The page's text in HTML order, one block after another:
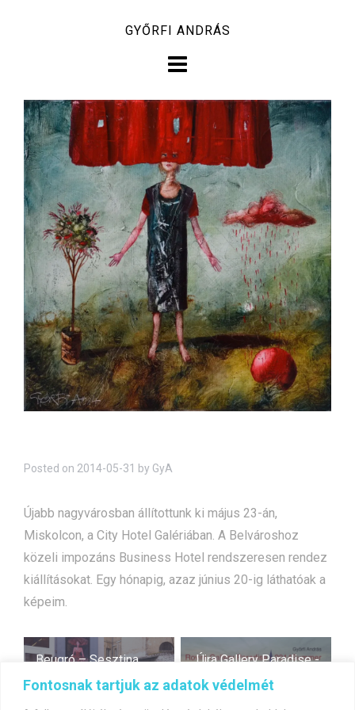
Fontosnak tartjuk az adatok védelmét
GYŐRFI ANDRÁS
Posted on 2014-05-31 by GyA
Újabb nagyvárosban állítottunk ki május 23-án,
Miskolcon, a City Hotel Galériában. A Belvároshoz
közeli impozáns Business Hotel rendszeresen rendez
kiállításokat. Egy hónapig, azaz június 20-ig láthatóak a
képeim.
Bejegyzés
navigáció
Beugró – Sesztina
Galéria/Debrecen/máj
Újra Gallery Paradise -
Rovinjban